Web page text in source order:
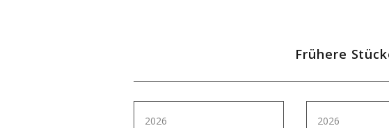
Frühere
2026 2026